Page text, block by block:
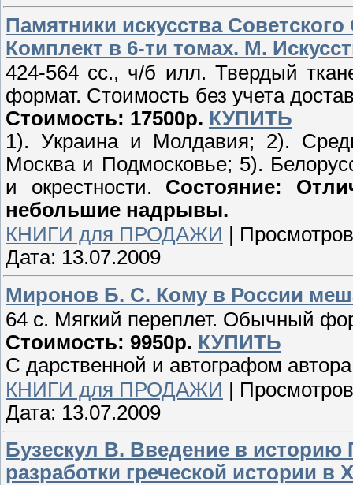
Памятники искусства
Комплект в 6-ти томах. М.
424-564 сс., ч/б илл. Твердый
формат. Стоимость без учета
Стоимость: 17500р. КУПИТЬ
1). Украина и Молдавия; 2).
Москва и Подмосковье; 5).
и окрестности. Состояние:
небольшие надрывы.
КНИГИ для ПРОДАЖИ
Дата: 13.07.2009
Миронов Б. С. Кому в России
64 с. Мягкий переплет. Обычный
Стоимость: 9950р. КУПИТЬ
С дарственной и автографом
КНИГИ для ПРОДАЖИ |
Дата: 13.07.2009
Бузескул В. Введение в историю
разработки греческой истории в